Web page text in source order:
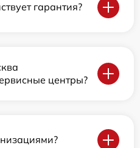
гарантия?
центры?